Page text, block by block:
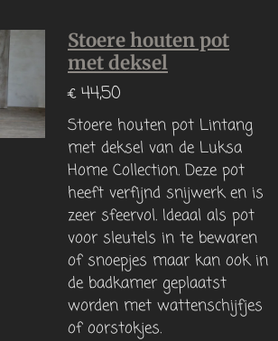
Stoere houten pot
met deksel
€ 44,50
Stoere houten pot Lintang
met deksel van de Luksa
Home Collection. Deze pot
heeft verfijnd snijwerk en is
zeer sfeervol. Ideaal als pot
voor sleutels in te bewaren
of snoepjes maar kan ook in
de badkamer geplaatst
worden met wattenschijfjes
of oorstokjes.